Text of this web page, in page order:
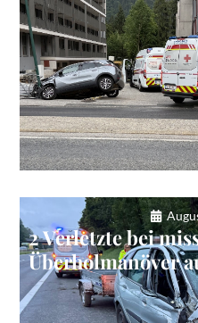
2 Verletzte bei
Überholmanöver